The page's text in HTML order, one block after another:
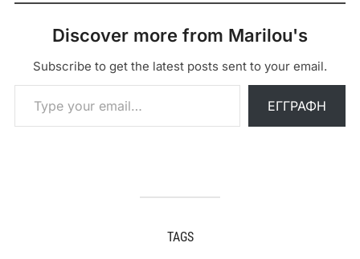
Discover more from Marilou's
Subscribe to get the latest posts sent to your email.
Type your email…
ΕΓΓΡΑΦΉ
TAGS